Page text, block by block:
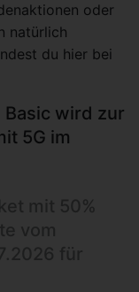
oder
natürlich
du hier bei
Basic wird zur
5G im